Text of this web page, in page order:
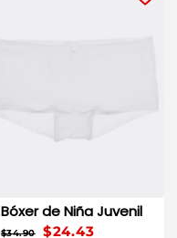
Bóxer de Niña Juvenil
$24.43
$34.90